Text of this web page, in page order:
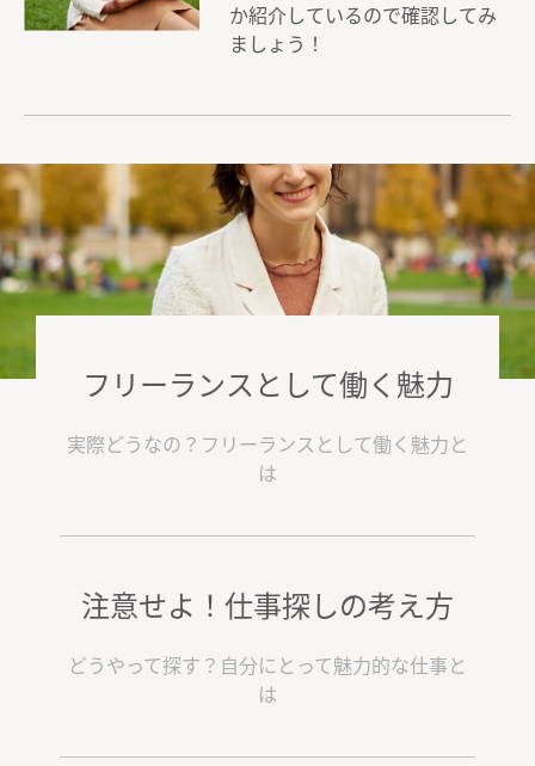
か紹介しているので確認してみ
ましょう！
フリーランスとして働く魅力
実際どうなの？フリーランスとして働く魅力と
は
注意せよ！仕事探しの考え方
どうやって探す？自分にとって魅力的な仕事と
は